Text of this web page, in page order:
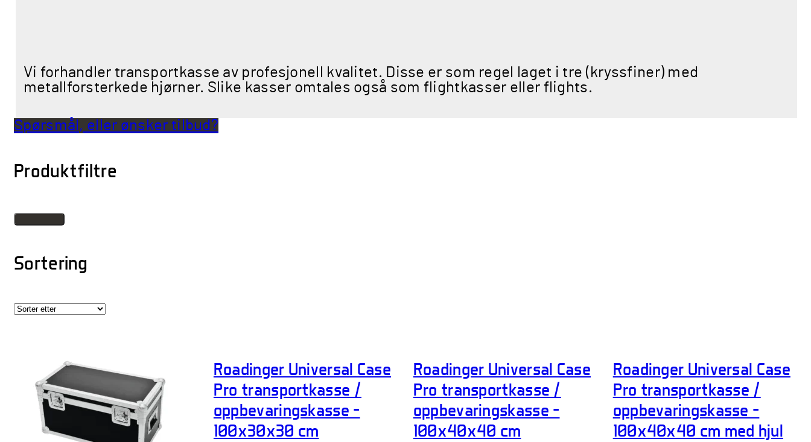
Vi forhandler transportkasse av profesjonell kvalitet. Disse er som regel laget i tre (kryssfiner) med
metallforsterkede hjørner. Slike kasser omtales også som flightkasser eller flights.
Spørsmål, eller ønsker tilbud?
Produktfiltre
Sortering
Roadinger Universal Case
Pro transportkasse /
oppbevaringskasse –
100x30x30 cm
Roadinger Universal Case
Pro transportkasse /
oppbevaringskasse –
100x40x40 cm
Roadinger Universal Case
Pro transportkasse /
oppbevaringskasse –
100x40x40 cm med hjul